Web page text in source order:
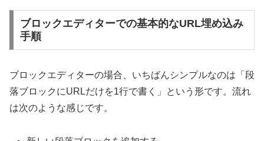
ブロックエディターでの基本的なURL埋め込み
手順
ブロックエディターの場合、いちばんシンプルなのは「段
落ブロックにURLだけを1行で書く」という形です。流れ
は次のような感じです。